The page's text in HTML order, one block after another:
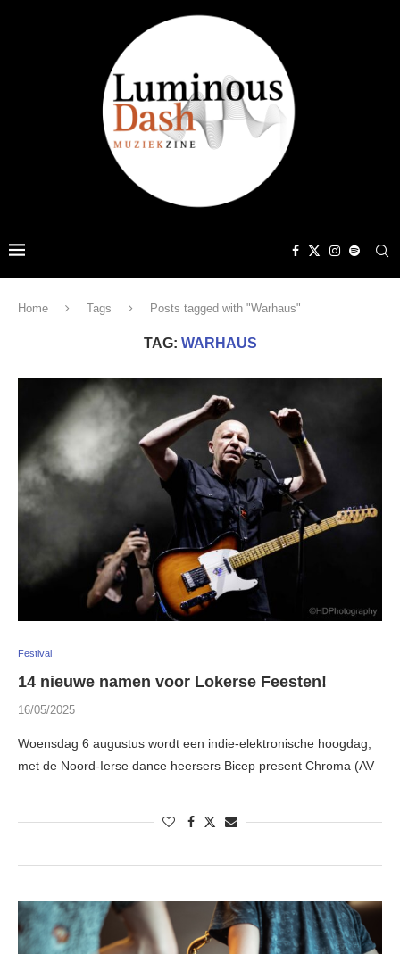
Home Tags Posts tagged with "Warhaus"
TAG: WARHAUS
Festival
14 nieuwe namen voor Lokerse Feesten!
16/05/2025
Woensdag 6 augustus wordt een indie-elektronische hoogdag,
met de Noord-Ierse dance heersers Bicep present Chroma (AV
…